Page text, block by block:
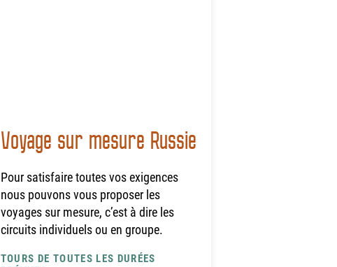
Voyage sur mesure Russie
Pour satisfaire toutes vos exigences
nous pouvons vous proposer les
voyages sur mesure, c’est à dire les
circuits individuels ou en groupe.
TOURS DE TOUTES LES DURÉES